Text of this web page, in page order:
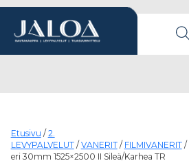
Päävalikko
Etusivu / 2.
LEVYPALVELUT/ VANERIT/ FILMIVANERIT/
eri 30mm 1525×2500 II Sileä/Karhea TR